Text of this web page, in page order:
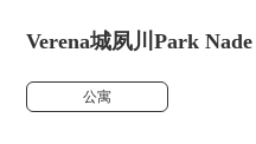
Verena城夙川Park
公寓